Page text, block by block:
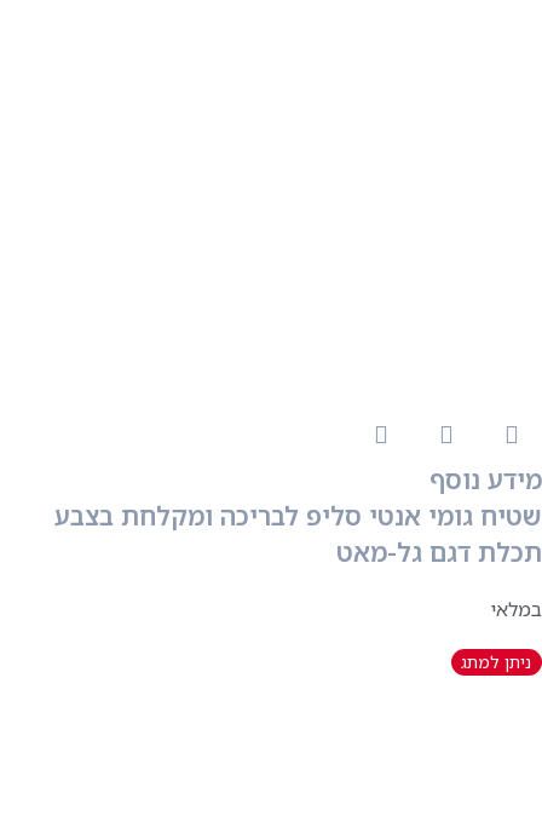
מידע נוסף
שטיח גומי אנטי סליפ לבריכה ומקלחת בצבע
תכלת דגם גל-מאט
במלאי
ניתן למתג